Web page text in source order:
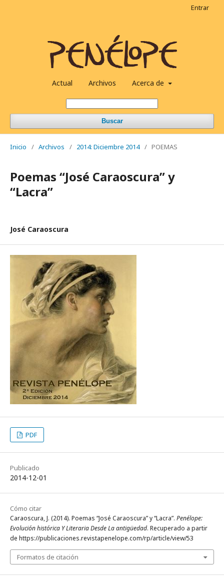
Actual Archivos Acerca de
Buscar
Entrar
Inicio / Archivos / 2014: Diciembre 2014 / POEMAS
Poemas “José Caraoscura” y
“Lacra”
José Caraoscura
PDF
Publicado
2014-12-01
Cómo citar
Caraoscura, J. (2014). Poemas “José Caraoscura” y “Lacra”. Penélope:
Evolución histórica Y Literaria Desde La antigüedad. Recuperado a partir
de https://publicaciones.revistapenelope.com/rp/article/view/53
Formatos de citación